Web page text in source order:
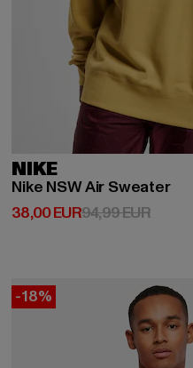
NIKE
Nike NSW Air Sweater
38,00 EUR
Derzeitiger Preis: 38,00 EUR
94,99 EUR
-18%